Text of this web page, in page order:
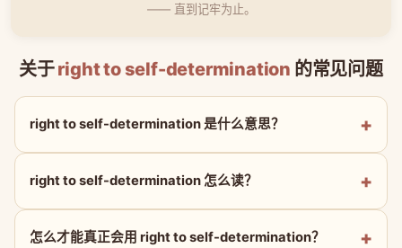
—— 直到记牢为止。
关于right to self-determination 的常见问题
right to self-determination 是什么意思？
right to self-determination 怎么读？
怎么才能真正会用 right to self-determination？